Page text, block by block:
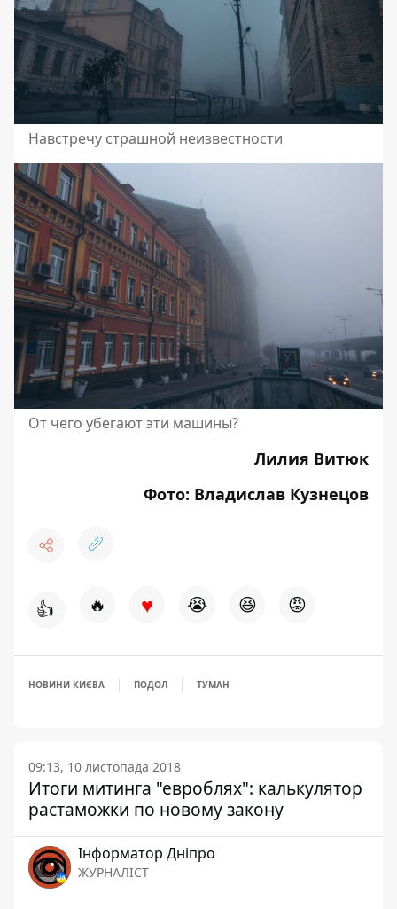
Навстречу страшной неизвестности
От чего убегают эти машины?
Лилия Витюк
Фото: Владислав Кузнецов
👍 🔥 ♥ 😭 😆 😡
НОВИНИ КИЄВА ПОДОЛ ТУМАН
09:13, 10 листопада 2018
Итоги митинга "евроблях": калькулятор
растаможки по новому закону
Інформатор Дніпро
ЖУРНАЛІСТ